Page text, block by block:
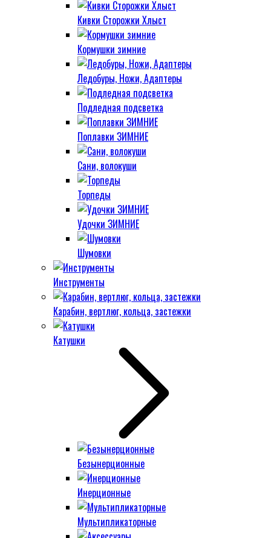
Кивки Сторожки Хлыст
Кормушки зимние
Ледобуры, Ножи, Адаптеры
Подледная подсветка
Поплавки ЗИМНИЕ
Сани, волокуши
Торпеды
Удочки ЗИМНИЕ
Шумовки
Инструменты
Карабин, вертлюг, кольца, застежки
Катушки
Безынерционные
Инерционные
Мультипликаторные